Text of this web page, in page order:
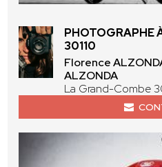
PHOTOGRAPHE
30110
Florence
ALZONDA
La Grand-Combe